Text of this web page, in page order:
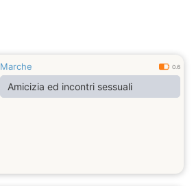
Marche 0.6
Amicizia ed incontri sessuali